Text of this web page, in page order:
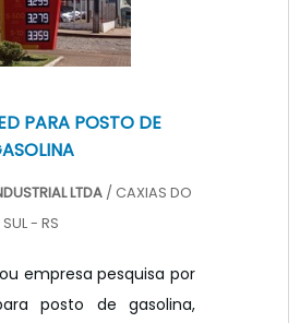
PARA POSTO DE
LTDA / CAXIAS DO
SUL - RS
empresa pesquisa por
posto de gasolina,